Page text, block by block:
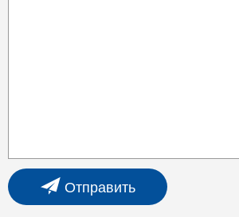
Отправить